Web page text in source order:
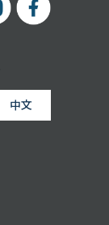
中文